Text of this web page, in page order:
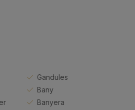
Gandules
Bany
Banyera